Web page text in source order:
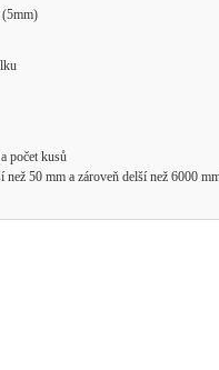
(5mm)
počet kusů
než 50 mm a zároveň delší než 6000